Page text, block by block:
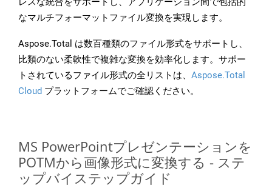
なマルチフォーマットファイル変換を実現します。
Aspose.Total は数百種類のファイル形式をサポートし、
比類のない柔軟性で複雑な変換を効率化します。サポー
トされているファイル形式の全リストは、 Aspose.Total
Cloud プラットフォームでご確認ください。
MS PowerPointプレゼンテーションを
POTMから画像形式に変換する - ステ
ップバイステップガイド